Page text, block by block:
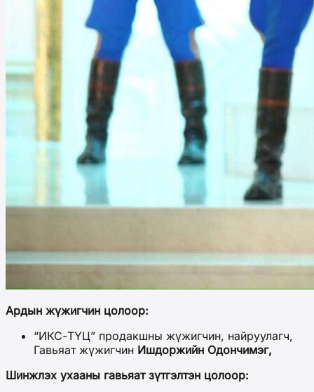
Ардын жүжигчин цолоор:
“ИКС-ТҮЦ” продакшны жүжигчин, найруулагч,
Гавьяат жүжигчин Ишдоржийн Одончимэг,
Шинжлэх ухааны гавьяат зүтгэлтэн цолоор: